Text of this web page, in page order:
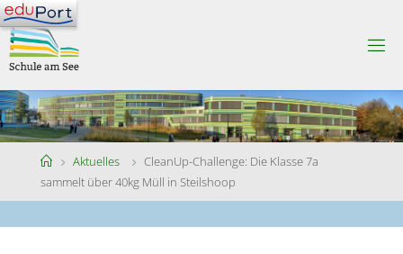
Skip
to
content
CHU
LEA
MS
EE
HomeAktuelles
CleanUp-Challenge: Die Klasse 7a
sammelt über 40kg Müll in Steilshoop